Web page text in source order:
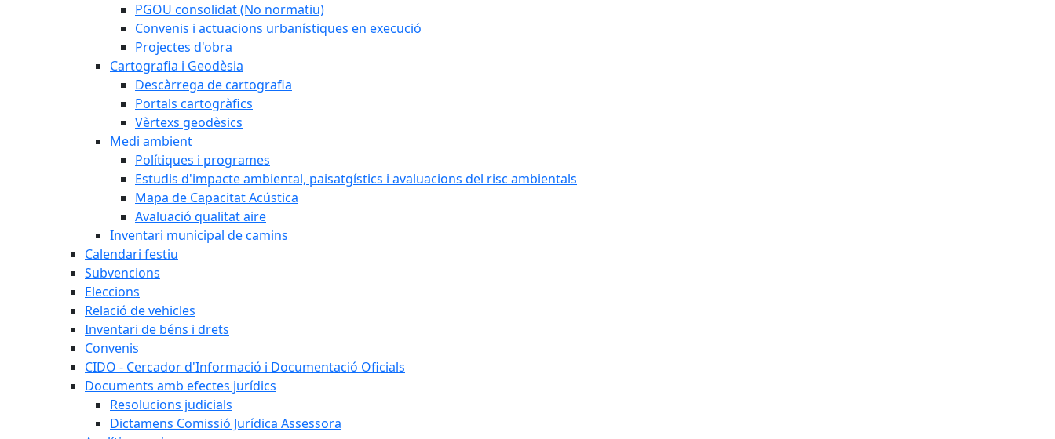
PGOU consolidat (No normatiu)
Convenis i actuacions urbanístiques en execució
Projectes d'obra
Cartografia i Geodèsia
Descàrrega de cartografia
Portals cartogràfics
Vèrtexs geodèsics
Medi ambient
Polítiques i programes
Estudis d'impacte ambiental, paisatgístics i avaluacions del risc ambientals
Mapa de Capacitat Acústica
Avaluació qualitat aire
Inventari municipal de camins
Calendari festiu
Subvencions
Eleccions
Relació de vehicles
Inventari de béns i drets
Convenis
CIDO - Cercador d'Informació i Documentació Oficials
Documents amb efectes jurídics
Resolucions judicials
Dictamens Comissió Jurídica Assessora